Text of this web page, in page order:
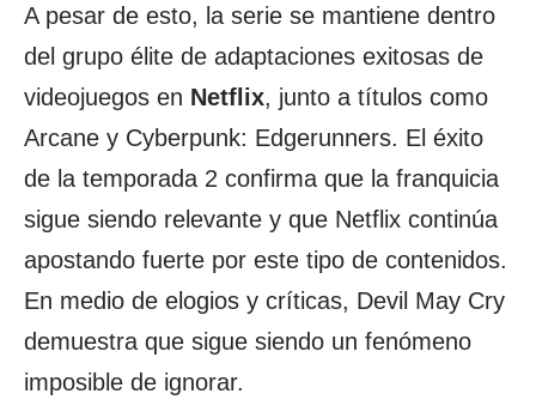
A pesar de esto, la serie se mantiene dentro
del grupo élite de adaptaciones exitosas de
videojuegos en Netflix, junto a títulos como
Arcane y Cyberpunk: Edgerunners. El éxito
de la temporada 2 confirma que la franquicia
sigue siendo relevante y que Netflix continúa
apostando fuerte por este tipo de contenidos.
En medio de elogios y críticas, Devil May Cry
demuestra que sigue siendo un fenómeno
imposible de ignorar.